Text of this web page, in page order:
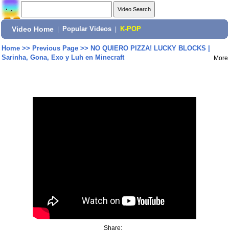
Video Home Popular Videos K-POP
Home>> Previous Page>> NO QUIERO PIZZA! LUCKY BLOCKS |
Sarinha, Gona, Exo y Luh en Minecraft
More
Share: